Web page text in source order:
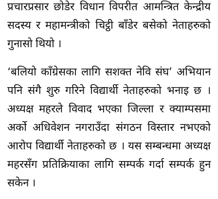
प्रचारप्रसार छोडेर विधान विपरीत आमन्त्रित केन्द्रीय
सदस्य र महामन्त्रीको चिट्ठी बाँडेर बसेको नेताहरुको
गुनासो थियो ।
‘बलियो काँग्रेसका लागि सशक्त नेवि संघ’ अभियान
पनि संगै शुरु गरिने विद्यार्थी नेताहरुको भनाइ छ ।
अध्यक्ष महरले विवाद भएका जिल्ला र क्याम्पसमा
अर्को अधिवेशन नगराउँदा संगठन विस्तार नभएको
आरोप विद्यार्थी नेताहरुको छ । यस सम्बन्धमा अध्यक्ष
महरसँग प्रतिक्रियाका लागि सम्पर्क गर्दा सम्पर्क हुन
सकेन ।